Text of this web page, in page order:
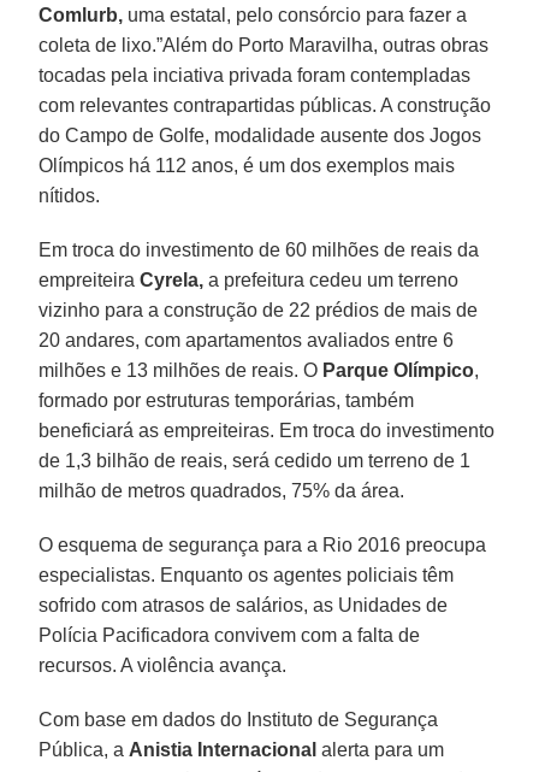
Comlurb, uma estatal, pelo consórcio para fazer a
coleta de lixo.”Além do Porto Maravilha, outras obras
tocadas pela inciativa privada foram contempladas
com relevantes contrapartidas públicas. A construção
do Campo de Golfe, modalidade ausente dos Jogos
Olímpicos há 112 anos, é um dos exemplos mais
nítidos.
Em troca do investimento de 60 milhões de reais da
empreiteiraCyrela, a prefeitura cedeu um terreno
vizinho para a construção de 22 prédios de mais de
20 andares, com apartamentos avaliados entre 6
milhões e 13 milhões de reais. O Parque Olímpico,
formado por estruturas temporárias, também
beneficiará as empreiteiras. Em troca do investimento
de 1,3 bilhão de reais, será cedido um terreno de 1
milhão de metros quadrados, 75% da área.
O esquema de segurança para a Rio 2016 preocupa
especialistas. Enquanto os agentes policiais têm
sofrido com atrasos de salários, as Unidades de
Polícia Pacificadora convivem com a falta de
recursos. A violência avança.
Com base em dados do Instituto de Segurança
Pública, a Anistia Internacional alerta para um